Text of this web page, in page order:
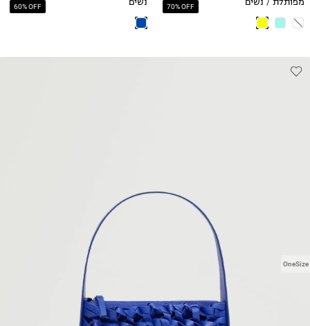
70% OFF
מפותלת / נשים
60% OFF
נשים
OneSize